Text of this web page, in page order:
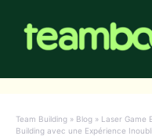
contenu
Team Building » Blog » Laser Game
Building avec une Expérience